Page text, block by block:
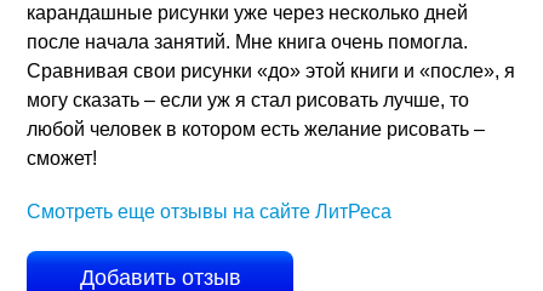
карандашные рисунки уже через несколько дней
после начала занятий. Мне книга очень помогла.
Сравнивая свои рисунки «до» этой книги и «после», я
могу сказать – если уж я стал рисовать лучше, то
любой человек в котором есть желание рисовать –
сможет!
Смотреть еще отзывы на сайте ЛитРеса
Добавить отзыв